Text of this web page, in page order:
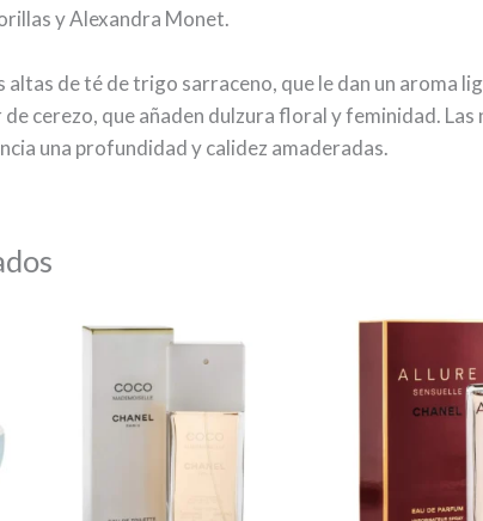
y Alexandra Monet.
altas de té de trigo sarraceno, que le dan un aroma
cerezo, que añaden dulzura floral y feminidad.
una profundidad y calidez amaderadas.